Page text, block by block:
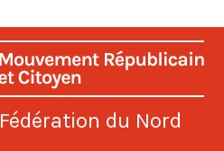
Fédération du Nord